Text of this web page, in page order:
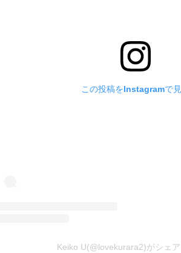
この投稿をInstagramで
Keiko U(@lovekurara2)がシェ